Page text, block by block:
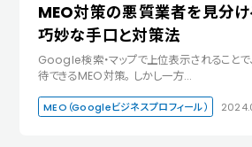
MEO対策の悪質業者を見分け
巧妙な手口と対策法
Google検索・マップで上位表示されることで
待できるMEO対策。 しかし一方…
MEO（Googleビジネスプロフィール）